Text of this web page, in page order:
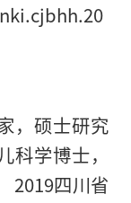
，硕士研究
学博士，
2019四川省